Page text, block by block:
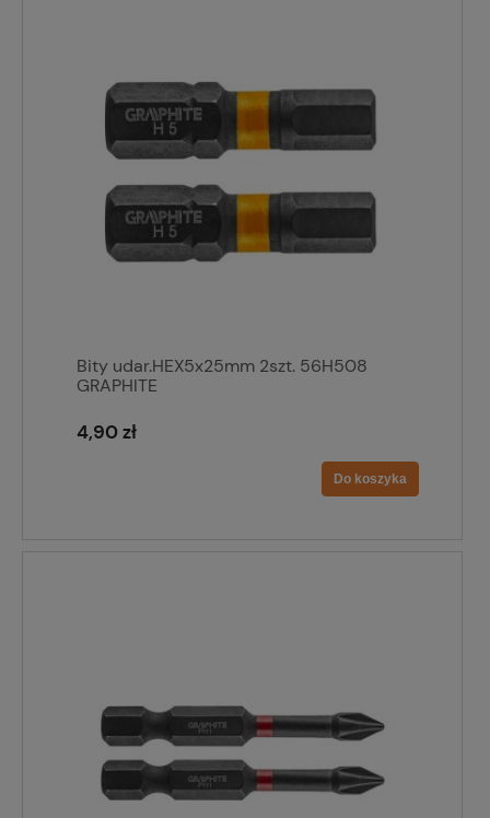
Bity udar.HEX5x25mm 2szt. 56H508
GRAPHITE
4,90 zł
Do koszyka